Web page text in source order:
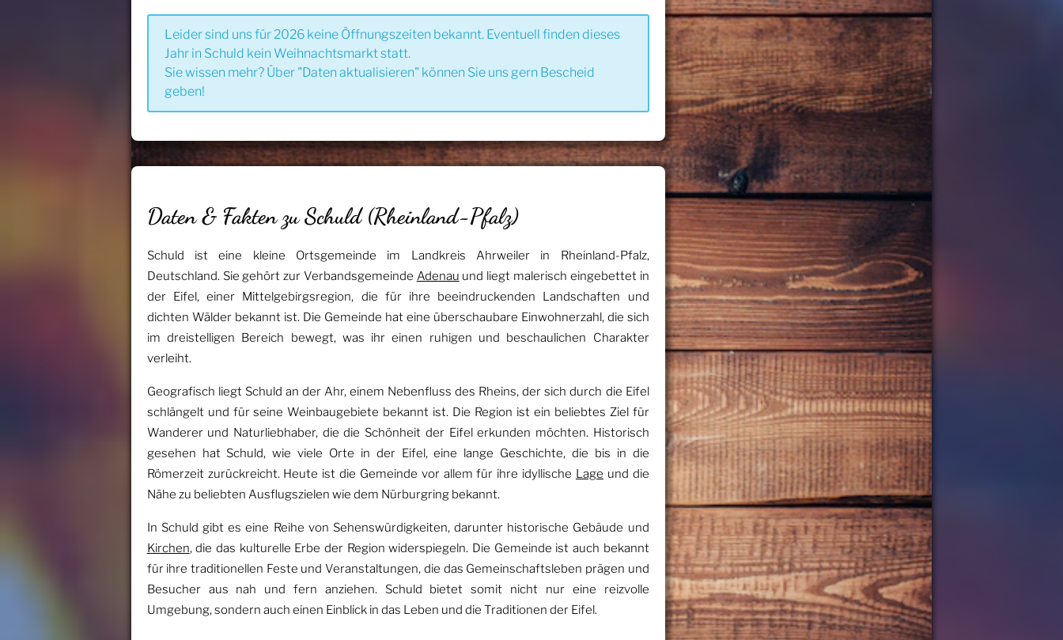
Leider sind uns für 2026 keine Öffnungszeiten bekannt. Eventuell finden dieses
Jahr in Schuld kein Weihnachtsmarkt statt.
Sie wissen mehr? Über "Daten aktualisieren" können Sie uns gern Bescheid
geben!
Daten & Fakten zu Schuld (Rheinland-Pfalz)
Schuld ist eine kleine Ortsgemeinde im Landkreis Ahrweiler in Rheinland-Pfalz,
Deutschland. Sie gehört zur Verbandsgemeinde Adenau und liegt malerisch eingebettet in
der Eifel, einer Mittelgebirgsregion, die für ihre beeindruckenden Landschaften und
dichten Wälder bekannt ist. Die Gemeinde hat eine überschaubare Einwohnerzahl, die sich
im dreistelligen Bereich bewegt, was ihr einen ruhigen und beschaulichen Charakter
verleiht.
Geografisch liegt Schuld an der Ahr, einem Nebenfluss des Rheins, der sich durch die Eifel
schlängelt und für seine Weinbaugebiete bekannt ist. Die Region ist ein beliebtes Ziel für
Wanderer und Naturliebhaber, die die Schönheit der Eifel erkunden möchten. Historisch
gesehen hat Schuld, wie viele Orte in der Eifel, eine lange Geschichte, die bis in die
Römerzeit zurückreicht. Heute ist die Gemeinde vor allem für ihre idyllische Lage und die
Nähe zu beliebten Ausflugszielen wie dem Nürburgring bekannt.
In Schuld gibt es eine Reihe von Sehenswürdigkeiten, darunter historische Gebäude und
Kirchen, die das kulturelle Erbe der Region widerspiegeln. Die Gemeinde ist auch bekannt
für ihre traditionellen Feste und Veranstaltungen, die das Gemeinschaftsleben prägen und
Besucher aus nah und fern anziehen. Schuld bietet somit nicht nur eine reizvolle
Umgebung, sondern auch einen Einblick in das Leben und die Traditionen der Eifel.